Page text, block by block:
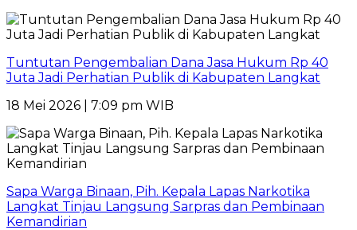
Tuntutan Pengembalian Dana Jasa Hukum Rp 40
Juta Jadi Perhatian Publik di Kabupaten Langkat
18 Mei 2026 | 7:09 pm WIB
Sapa Warga Binaan, Pih. Kepala Lapas Narkotika
Langkat Tinjau Langsung Sarpras dan Pembinaan
Kemandirian